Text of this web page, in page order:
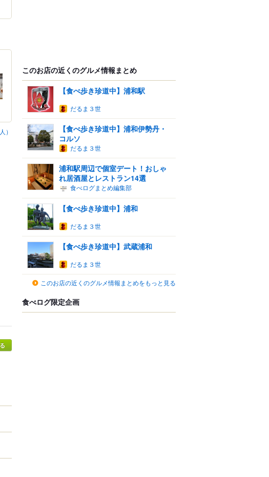
人）
このお店の近くのグルメ情報まとめ
【食べ歩き珍道中】浦和駅
だるま３世
【食べ歩き珍道中】浦和伊勢丹・
コルソ
だるま３世
浦和駅周辺で個室デート！おしゃ
れ居酒屋とレストラン14選
食べログまとめ編集部
【食べ歩き珍道中】浦和
だるま３世
【食べ歩き珍道中】武蔵浦和
だるま３世
このお店の近くのグルメ情報まとめをもっと見る
食べログ限定企画